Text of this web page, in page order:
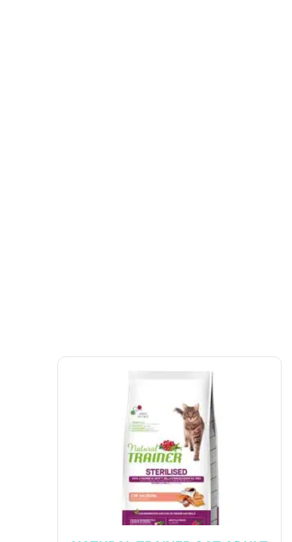
UAB „Andruma”
Įmonės kodas: 306308303
PVM mokėtojo kodas: LT100017892614